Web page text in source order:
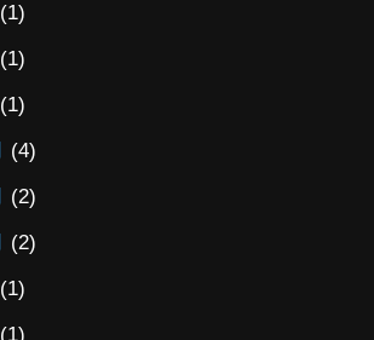
(1)
(1)
(1)
(4)
(2)
(2)
(1)
(1)